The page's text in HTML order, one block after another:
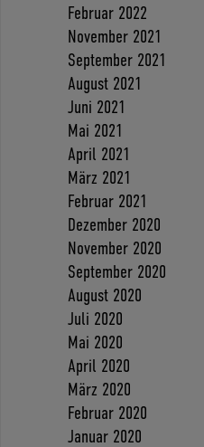
Februar 2022
November 2021
September 2021
August 2021
Juni 2021
Mai 2021
April 2021
März 2021
Februar 2021
Dezember 2020
November 2020
September 2020
August 2020
Juli 2020
Mai 2020
April 2020
März 2020
Februar 2020
Januar 2020